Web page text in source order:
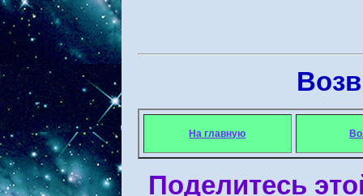
На главную
Поделитесь